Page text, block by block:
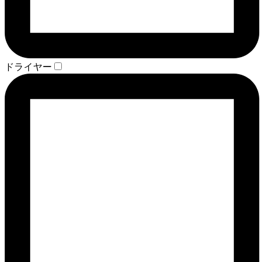
ドライヤー